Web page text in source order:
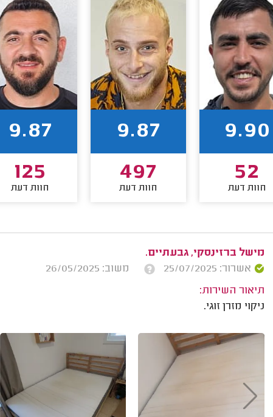
9.90
52
חוות דעת
9.87
497
חוות דעת
9.87
125
חוות דעת
מישל ברזינסקי, גבעתיים.
אשרור: 25/07/2025
משוב: 26/05/2025
תיאור השירות:
ניקוי מזרן זוגי.